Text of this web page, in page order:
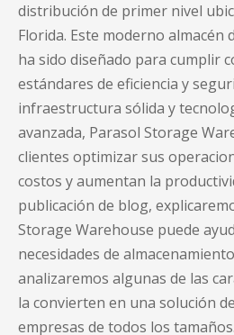
distribución de primer nivel
Florida. Este moderno almacén
ha sido diseñado para cumplir
estándares de eficiencia y
infraestructura sólida y
avanzada, Parasol Storage
clientes optimizar sus
costos y aumentan la
publicación de blog,
Storage Warehouse puede
necesidades de
analizaremos algunas de las
la convierten en una solución
empresas de todos los tamaños.